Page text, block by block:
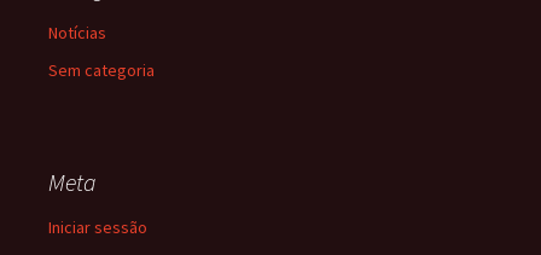
Notícias
Sem categoria
Meta
Iniciar sessão